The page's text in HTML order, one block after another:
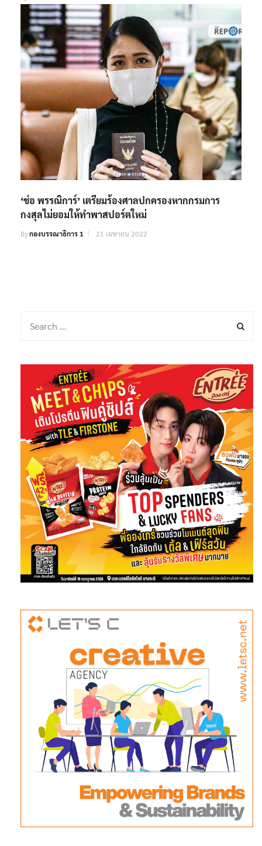
‘ช่อ พรรณิการ์’ เตรียมร้องศาลปกครองหากกรมการ
กงสุลไม่ยอมให้ทำพาสปอร์ตใหม่
Byกองบรรณาธิการ 1 21 เมษายน 2022